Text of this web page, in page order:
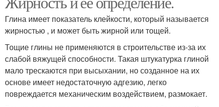
Глина имеет показатель клейкости, который называется
жирностью , и может быть жирной или тощей.
Тощие глины не применяются в строительстве из-за их
слабой вяжущей способности. Такая штукатурка глиной
мало трескаются при высыхании, но созданное на их
основе имеет недостаточную адгезию, легко
повреждается механическим воздействием, размокает.